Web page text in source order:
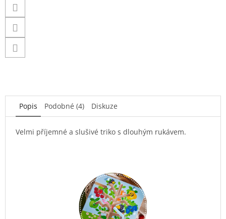
Popis Podobné (4) Diskuze
Velmi příjemné a slušivé triko s dlouhým rukávem.